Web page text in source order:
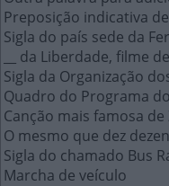
Preposição indicativa
Sigla do país sede da
__ da Liberdade, filme
Sigla da Organização
Quadro do Programa do
Canção mais famosa
O mesmo que dez
Sigla do chamado Bus
Marcha de veículo